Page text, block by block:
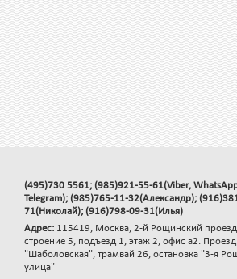
(495)730 5561; (985)921-55-61(Viber,
Telegram); (985)765-11-32(Александр);
71(Николай); (916)798-09-31(Илья)
Адрес: 115419, Москва, 2-й Рощинский
строение 5, подъезд 1, этаж 2, офис а2.
"Шаболовская", трамвай 26, остановка "3-я
улица"